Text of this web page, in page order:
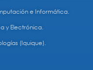
e Informática.
y Electrónica.
(Iquique).